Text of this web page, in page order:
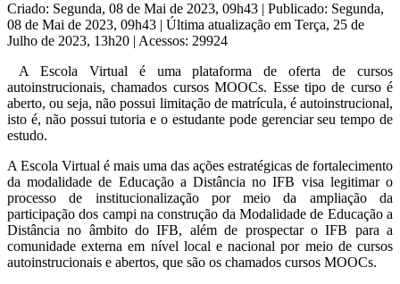
Criado: Segunda, 08 de Mai de 2023, 09h43 | Publicado: Segunda,
08 de Mai de 2023, 09h43 | Última atualização em Terça, 25 de
Julho de 2023, 13h20 | Acessos: 29924
A Escola Virtual é uma plataforma de oferta de cursos
autoinstrucionais, chamados cursos MOOCs. Esse tipo de curso é
aberto, ou seja, não possui limitação de matrícula, é autoinstrucional,
isto é, não possui tutoria e o estudante pode gerenciar seu tempo de
estudo.
A Escola Virtual é mais uma das ações estratégicas de fortalecimento
da modalidade de Educação a Distância no IFB visa legitimar o
processo de institucionalização por meio da ampliação da
participação dos campi na construção da Modalidade de Educação a
Distância no âmbito do IFB, além de prospectar o IFB para a
comunidade externa em nível local e nacional por meio de cursos
autoinstrucionais e abertos, que são os chamados cursos MOOCs.